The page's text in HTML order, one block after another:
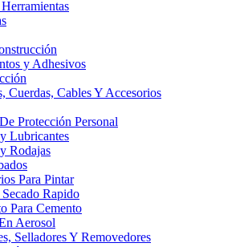
y Adhesivos
Cuerdas, Cables Y Accesorios
Protección Personal
Lubricantes
Rodajas
Para Pintar
Rapido
Para Cemento
Aerosol
Selladores Y Removedores